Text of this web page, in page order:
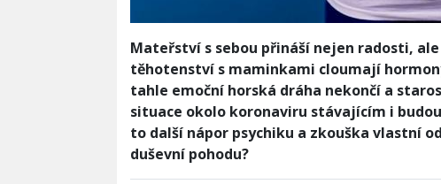
Mateřství s sebou přináší nejen radosti,
těhotenství s maminkami cloumají
tahle emoční horská dráha nekončí a
situace okolo koronaviru stávajícím i
to další nápor psychiku a zkouška vlastní
duševní pohodu?